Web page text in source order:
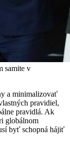
samite v
a minimalizovať
pravidiel,
pravidlá. Ak
globálnom
byť schopná hájiť